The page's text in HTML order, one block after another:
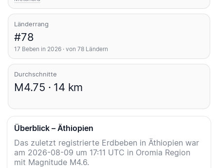
Länderrang
#78
17 Beben in 2026 · von 78 Ländern
Durchschnitte
M4.75 · 14 km
Überblick – Äthiopien
Das zuletzt registrierte Erdbeben in Äthiopien war
am 2026-08-09 um 17:11 UTC in Oromia Region
mit Magnitude M4.6.